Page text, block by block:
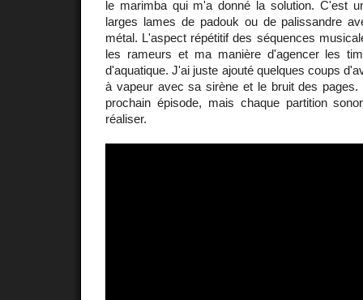
le marimba qui m'a donné la solution. C'est
larges lames de padouk ou de palissandre
métal. L'aspect répétitif des séquences
les rameurs et ma manière d'agencer les
d'aquatique. J'ai juste ajouté quelques coups
à vapeur avec sa sirène et le bruit des pages.
prochain épisode, mais chaque partition
réaliser.